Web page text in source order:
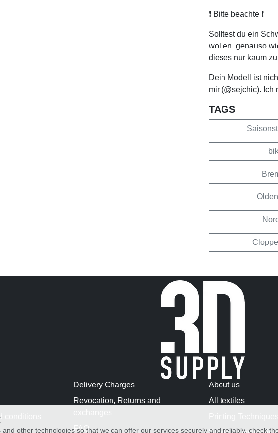
❗️ Bitte beachte ❗️
Solltest du ein
wollen, genauso
dieses nur kaum
Dein Modell ist
mir (@sejchic). Ich
TAGS
conditions
Delivery Charges
Revocation, Returns and
FAQ
About us
All textiles
and other technologies so that we can offer our services securely and reliably, check